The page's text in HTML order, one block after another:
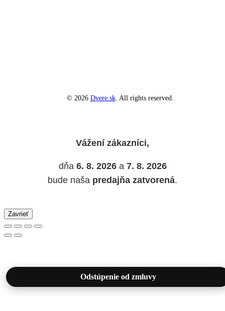
© 2026 Dvere.sk. All rights reserved.
Vážení zákazníci,
dňa 6. 8. 2026a 7. 8. 2026
bude naša predajňa zatvorená.
Zavrieť
Odstúpenie od zmluvy